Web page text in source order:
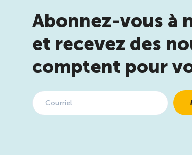
Abonnez-vous à
et recevez des
comptent pour